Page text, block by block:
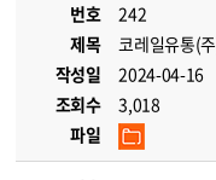
번호
242
제목
코레일유통(
작성일
2024-04-16
조회수
3,018
파일